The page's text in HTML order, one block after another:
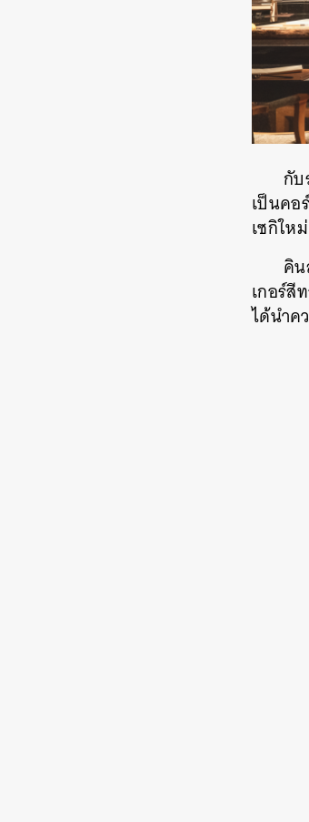
กับ
เป็นคอ
เซกิให
คิ
เกอร์สี
ได้นำค